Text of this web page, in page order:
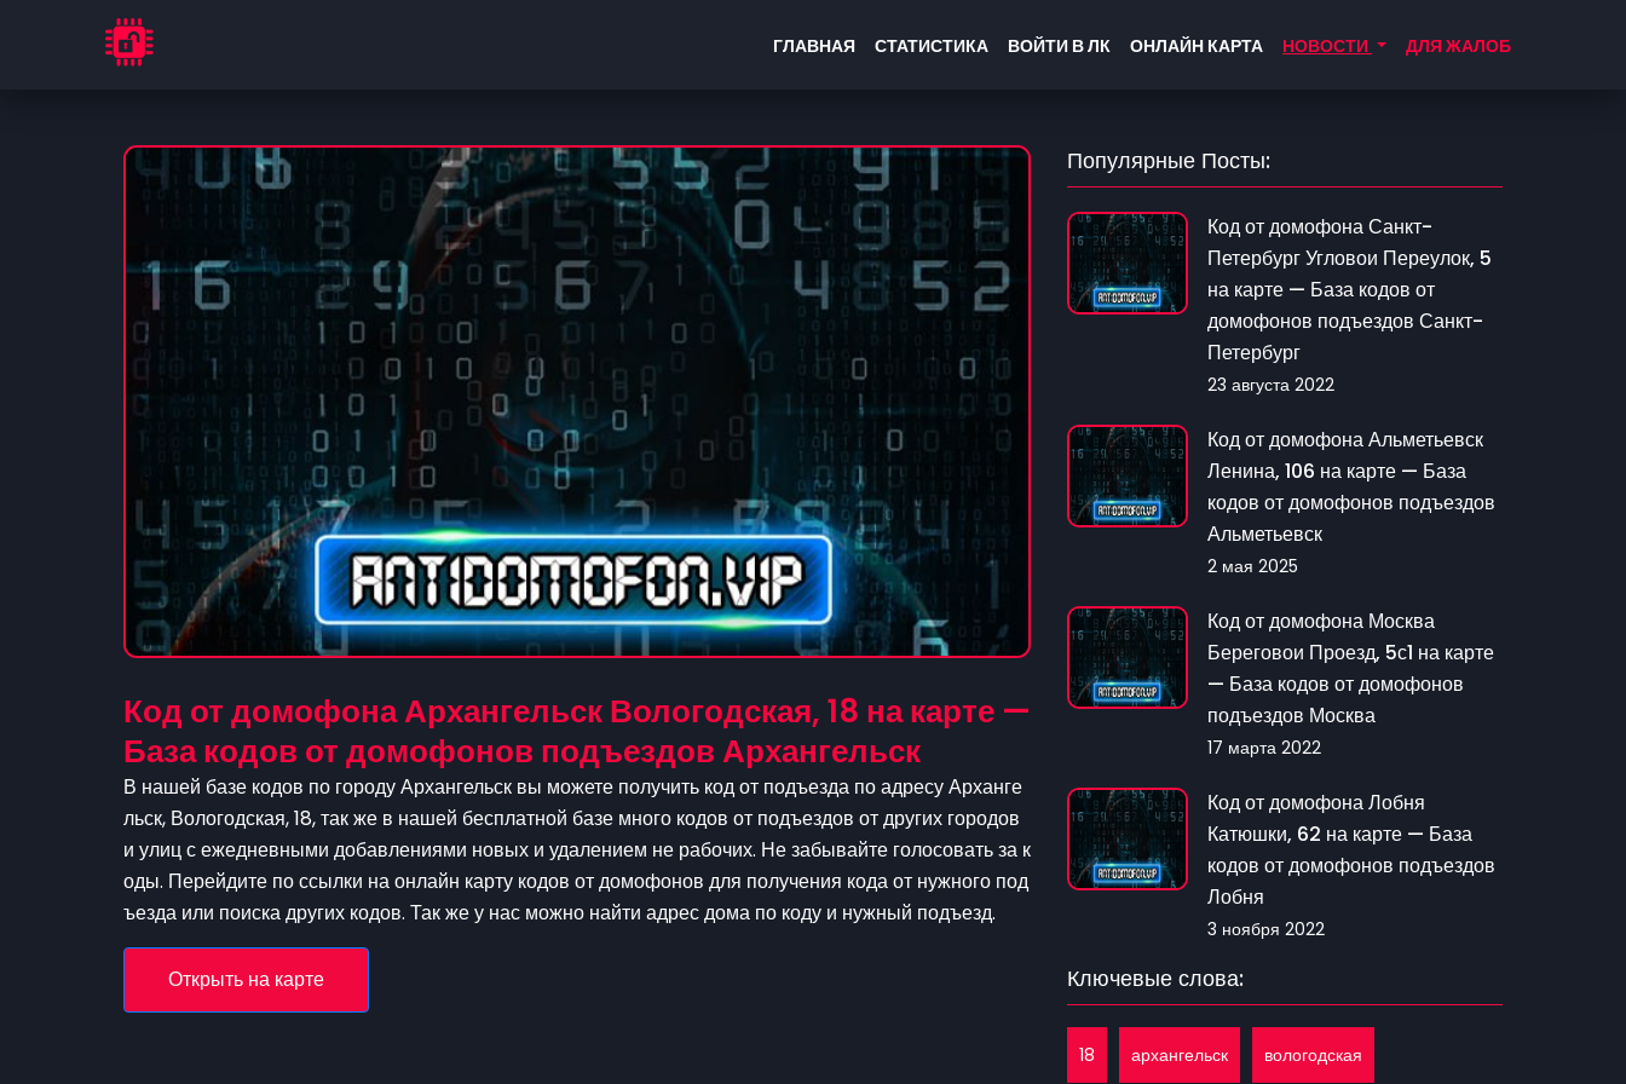
ГЛАВНАЯ СТАТИСТИКА ВОЙТИ В ЛК ОНЛАЙН КАРТА НОВОСТИ ДЛЯ ЖАЛОБ
Код от домофона Архангельск Вологодская, 18 на карте —
База кодов от домофонов подъездов Архангельск
В нашей базе кодов по городу Архангельск вы можете получить код от подъезда по адресу Арханге
льск, Вологодская, 18, так же в нашей бесплатной базе много кодов от подъездов от других городов
и улиц с ежедневными добавлениями новых и удалением не рабочих. Не забывайте голосовать за к
оды. Перейдите по ссылки на онлайн карту кодов от домофонов для получения кода от нужного под
ъезда или поиска других кодов. Так же у нас можно найти адрес дома по коду и нужный подъезд.
Открыть на карте
Популярные Посты:
Код от домофона Санкт-
Петербург Угловои Переулок, 5
на карте — База кодов от
домофонов подъездов Санкт-
Петербург
23 августа 2022
Код от домофона Альметьевск
Ленина, 106 на карте — База
кодов от домофонов подъездов
Альметьевск
2 мая 2025
Код от домофона Москва
Береговои Проезд, 5с1 на карте
— База кодов от домофонов
подъездов Москва
17 марта 2022
Код от домофона Лобня
Катюшки, 62 на карте — База
кодов от домофонов подъездов
Лобня
3 ноября 2022
Ключевые слова:
18 архангельск вологодская